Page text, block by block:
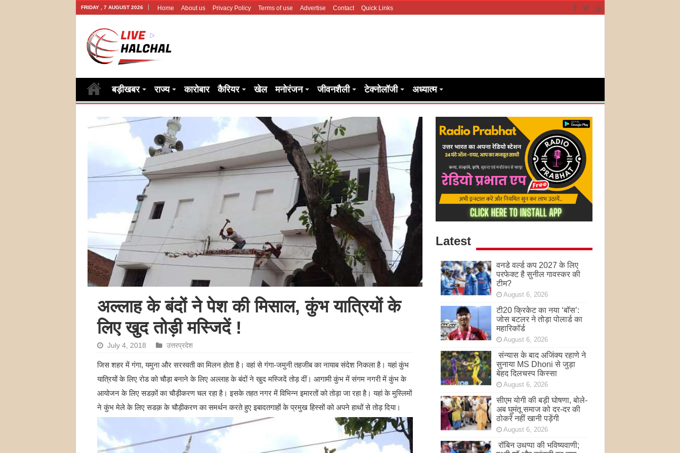
FRIDAY , 7 AUGUST 2026 Home About us Privacy Policy Terms of use Advertise Contact Quick Links
बड़ीखबर राज्य कारोबार कैरियर खेल मनोरंजन जीवनशैली टेक्नोलॉजी अध्यात्म
अल्लाह के बंदों ने पेश की मिसाल, कुंभ यात्रियों के
लिए खुद तोड़ी मस्जिदें !
July 4, 2018 उत्तरप्रदेश
जिस शहर में गंगा, यमुना और सरस्वती का मिलन होता है। वहां से गंगा-जमुनी तहजीब का नायाब संदेश निकला है। यहां कुंभ
यात्रियों के लिए रोड को चौड़ा बनाने के लिए अल्लाह के बंदों ने खुद मस्जिदें तोड़ दीं। आगामी कुंभ में संगम नगरी में कुंभ के
आयोजन के लिए सडक़ों का चौड़ीकरण चल रहा है। इसके तहत नगर में विभिन्न इमारतों को तोड़ा जा रहा है। यहां के मुस्लिमों
ने कुंभ मेले के लिए सडक़ के चौड़ीकरण का समर्थन करते हुए इबादतगाहों के प्रमुख हिस्सों को अपने हाथों से तोड़ दिया।
Latest
वनडे वर्ल्ड कप 2027 के लिए
परफेक्ट है सुनील गावस्कर की
टीम?
August 6, 2026
टी20 क्रिकेट का नया ‘बॉस’:
जोस बटलर ने तोड़ा पोलार्ड का
महारिकॉर्ड
August 6, 2026
संन्यास के बाद अजिंक्‍य रहाणे ने
सुनाया MS Dhoni से जुड़ा
बेहद दिलचस्प किस्सा
August 6, 2026
सीएम योगी की बड़ी घोषणा, बोले-
अब घुमंतू समाज को दर-दर की
ठोकरें नहीं खानी पड़ेंगी
August 6, 2026
रॉबिन उथप्पा की भविष्यवाणी;